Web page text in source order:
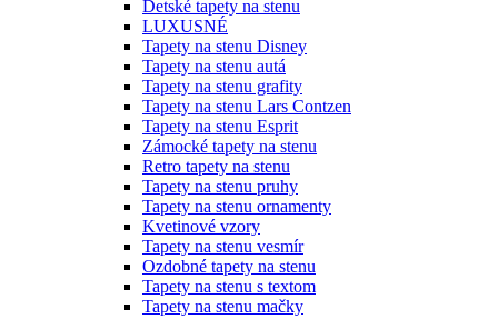
Detské tapety na stenu
LUXUSNÉ
Tapety na stenu Disney
Tapety na stenu autá
Tapety na stenu grafity
Tapety na stenu Lars Contzen
Tapety na stenu Esprit
Zámocké tapety na stenu
Retro tapety na stenu
Tapety na stenu pruhy
Tapety na stenu ornamenty
Kvetinové vzory
Tapety na stenu vesmír
Ozdobné tapety na stenu
Tapety na stenu s textom
Tapety na stenu mačky